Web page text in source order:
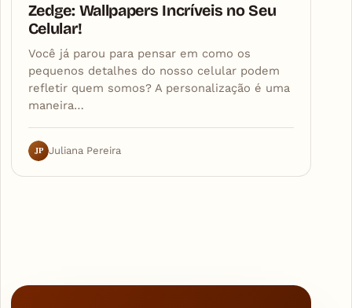
Zedge: Wallpapers Incríveis no Seu
Celular!
Você já parou para pensar em como os
pequenos detalhes do nosso celular podem
refletir quem somos? A personalização é uma
maneira…
JP Juliana Pereira